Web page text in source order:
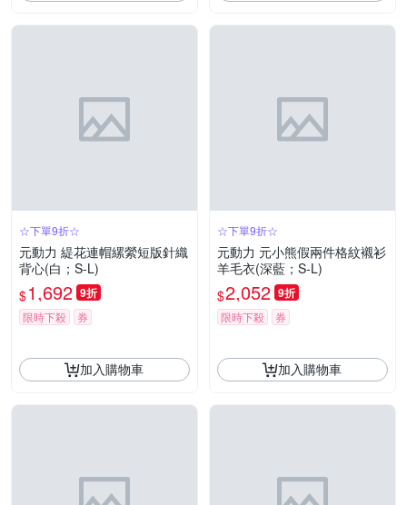
☆下單9折☆
元動力 緹花連帽縲縈短版針織
背心(白；S-L)
$1,692 9折
限時下殺 券
加入購物車
☆下單9折☆
元動力 元小熊假兩件格紋襯衫
羊毛衣(深藍；S-L)
$2,052 9折
限時下殺 券
加入購物車